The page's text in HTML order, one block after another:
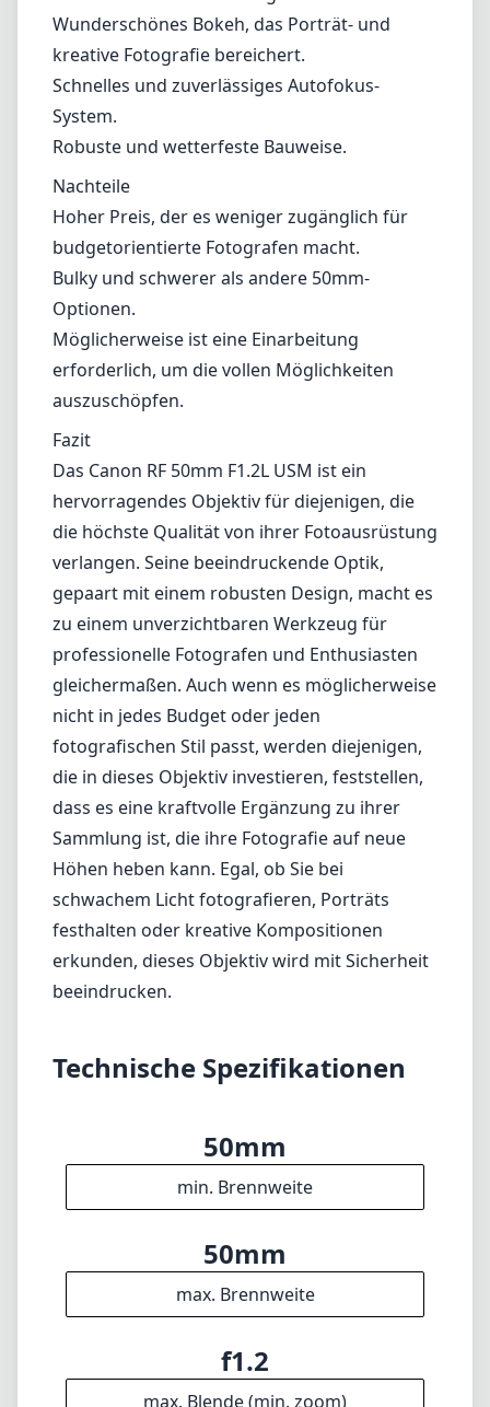
Einsteiger, die mit schnellen Festbrennweiten
Vor- und Nachteile
Vorteile
Außergewöhnliche Bildqualität mit
herausragender Schärfe und Kontrast.
Schnelle Blende von F1.2 ermöglicht
hervorragende Leistung bei schwachem Licht
und starke Motivisolierung.
Wunderschönes Bokeh, das Porträt- und
kreative Fotografie bereichert.
Schnelles und zuverlässiges Autofokus-
System.
Nachteile
Hoher Preis, der es weniger zugänglich für
budgetorientierte Fotografen macht.
Bulky und schwerer als andere 50mm-
Optionen.
Möglicherweise ist eine Einarbeitung
erforderlich, um die vollen Möglichkeiten
auszuschöpfen.
Fazit
Das Canon RF 50mm F1.2L USM ist ein
hervorragendes Objektiv für diejenigen, die
die höchste Qualität von ihrer Fotoausrüstung
verlangen. Seine beeindruckende Optik,
gepaart mit einem robusten Design, macht es
zu einem unverzichtbaren Werkzeug für
professionelle Fotografen und Enthusiasten
gleichermaßen. Auch wenn es möglicherweise
nicht in jedes Budget oder jeden
die in dieses Objektiv investieren, feststellen,
dass es eine kraftvolle Ergänzung zu ihrer
Höhen heben kann. Egal, ob Sie bei
schwachem Licht fotografieren, Porträts
festhalten oder kreative Kompositionen
erkunden, dieses Objektiv wird mit Sicherheit
beeindrucken.
Technische Spezifikationen